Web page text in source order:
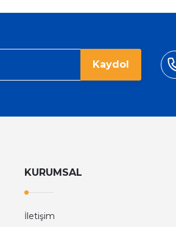
Kaydol
KURUMSAL
İletişim